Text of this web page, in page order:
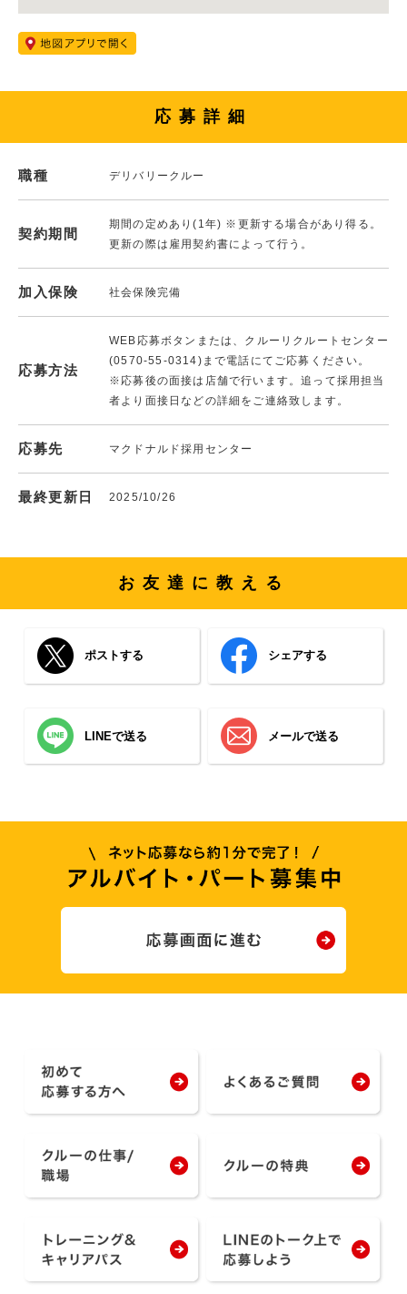
応募詳細
職種 デリバリークルー
契約期間
期間の定めあり(1年) ※更新する場合があり得る。
更新の際は雇用契約書によって行う。
加入保険 社会保険完備
応募方法
WEB応募ボタンまたは、クルーリクルートセンター
(0570-55-0314)まで電話にてご応募ください。
※応募後の面接は店舗で行います。追って採用担当
者より面接日などの詳細をご連絡致します。
応募先 マクドナルド採用センター
最終更新日 2025/10/26
お友達に教える
ポストする シェアする
LINEで送る メールで送る